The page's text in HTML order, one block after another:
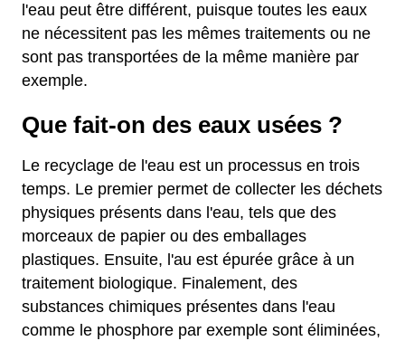
l'eau peut être différent, puisque toutes les eaux
ne nécessitent pas les mêmes traitements ou ne
sont pas transportées de la même manière par
exemple.
Que fait-on des eaux usées ?
Le recyclage de l'eau est un processus en trois
temps. Le premier permet de collecter les déchets
physiques présents dans l'eau, tels que des
morceaux de papier ou des emballages
plastiques. Ensuite, l'au est épurée grâce à un
traitement biologique. Finalement, des
substances chimiques présentes dans l'eau
comme le phosphore par exemple sont éliminées,